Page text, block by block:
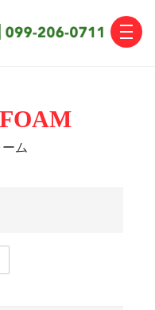
toggle
ム